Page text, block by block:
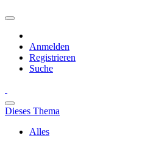
Anmelden
Registrieren
Suche
Dieses Thema
Alles